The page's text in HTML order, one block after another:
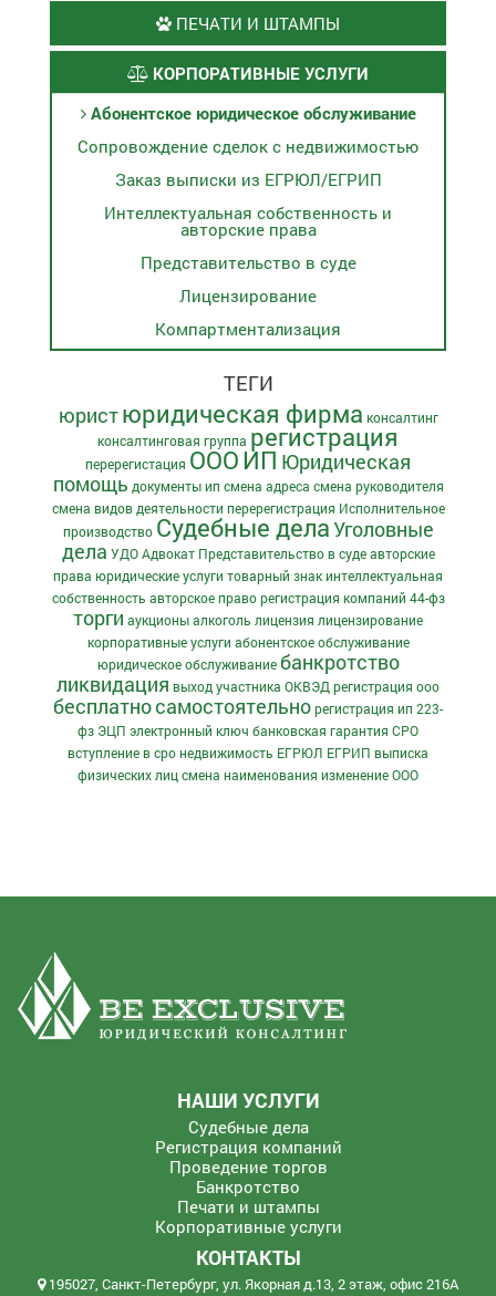
ПЕЧАТИ И ШТАМПЫ
КОРПОРАТИВНЫЕ УСЛУГИ
Абонентское юридическое обслуживание
Сопровождение сделок с недвижимостью
Заказ выписки из ЕГРЮЛ/ЕГРИП
Интеллектуальная собственность и
авторские права
Представительство в суде
Лицензирование
Компартментализация
ТЕГИ
юристюридическая фирма консалтинг
консалтинговая группа регистрация
перерегистация ООО ИП Юридическая
помощь документы ип смена адреса смена руководителя
смена видов деятельности перерегистрация Исполнительное
производство Судебные дела Уголовные
дела УДО Адвокат Представительство в суде авторские
права юридические услуги товарный знакинтеллектуальная
собственность авторское право регистрация компаний 44-фз
торги аукционыалкоголь лицензия лицензирование
корпоративные услуги абонентское обслуживание
юридическое обслуживание банкротство
ликвидация выход участника ОКВЭД регистрация ооо
бесплатносамостоятельнорегистрация ип 223-
фз ЭЦП электронный ключ банковская гарантия СРО
вступление в сронедвижимость ЕГРЮЛ ЕГРИП выписка
физических лиц смена наименования изменение ООО
НАШИ УСЛУГИ
Судебные дела
Регистрация компаний
Проведение торгов
Банкротство
Печати и штампы
Корпоративные услуги
КОНТАКТЫ
195027, Санкт-Петербург, ул. Якорная д.13, 2 этаж, офис 216А